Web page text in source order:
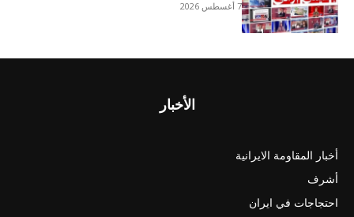
7 أغسطس 2026
الأخبار
أخبار المقاومة الايرانية
أشرف
احتجاجات في ايران